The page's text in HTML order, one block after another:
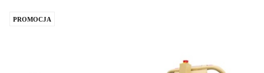
PROMOCJA